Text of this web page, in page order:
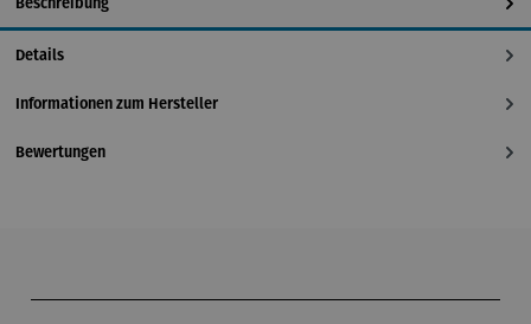
Details
Informationen zum Hersteller
Bewertungen